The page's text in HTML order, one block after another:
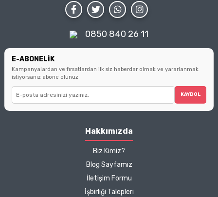
noktaları bulacaksınız.
Küçük seçimlerin büyük
hatırlatarak, sizi bilinçli
tüketici olmanın
ipuçlarıyla
0850 840 26 11
E-ABONELİK
Kampanyalardan ve fırsatlardan ilk siz haberdar olmak ve yararlanmak
istiyorsanız abone olunuz
KAYDOL
Hakkımızda
Biz Kimiz?
Blog Sayfamız
İletişim Formu
İşbirliği Talepleri